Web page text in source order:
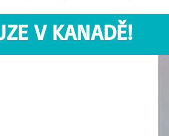
V KANADĚ!